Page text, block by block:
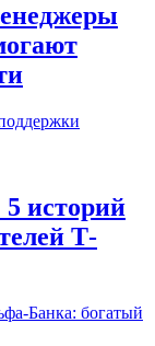
историй
Т-